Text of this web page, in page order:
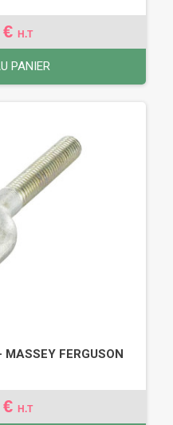
H.T
PANIER
FERGUSON
H.T